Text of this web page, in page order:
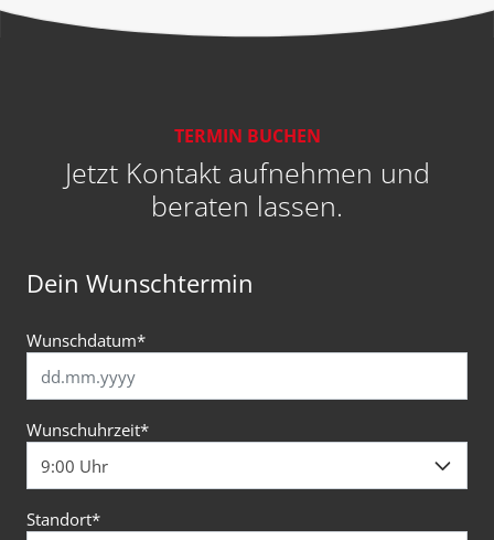
TERMIN BUCHEN
Jetzt Kontakt aufnehmen und
beraten lassen.
Dein Wunschtermin
Wunschdatum *
Wunschuhrzeit*
Standort*